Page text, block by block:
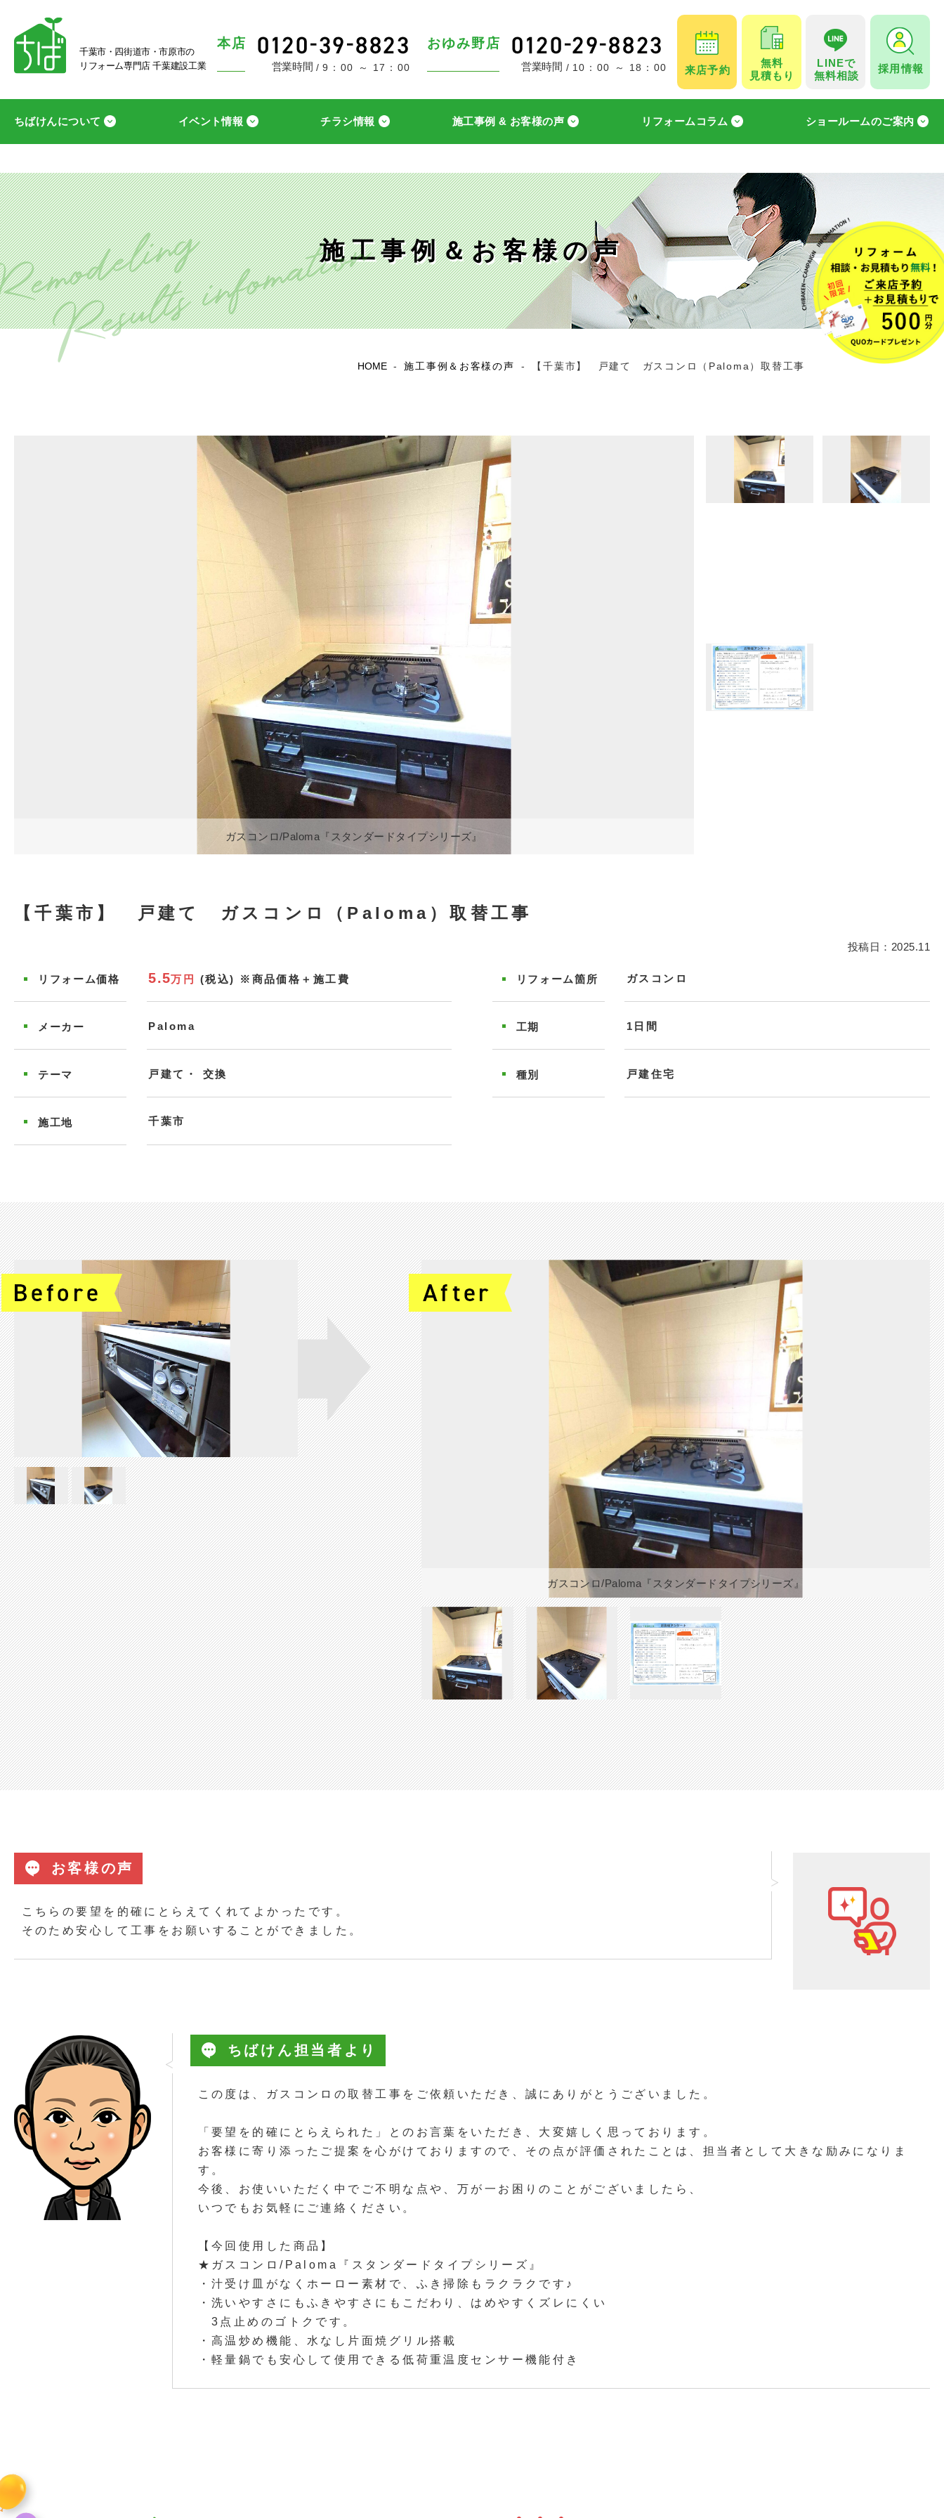
千葉市・四街道市・市原市の
リフォーム専門店 千葉建設工業
本店
営業時間 9：00 ～ 17：00
おゆみ野店
営業時間 10：00 ～ 18：00 来店予約
無料
見積もり
LINEで
無料相談
採用情報
ちばけんについて イベント情報 チラシ情報 施工事例 & お客様の声 リフォームコラム ショールームのご案内
施工事例＆お客様の声
HOME - 施工事例＆お客様の声 - 【千葉市】 戸建て ガスコンロ（Paloma）取替工事
ガスコンロ/Paloma『スタンダードタイプシリーズ』
【千葉市】 戸建て ガスコンロ（Paloma）取替工事
投稿日：2025.11
リフォーム価格 5.5万円 (税込) ※商品価格＋施工費 リフォーム箇所 ガスコンロ
メーカー Paloma 工期 1日間
テーマ 戸建て 交換 種別 戸建住宅
施工地 千葉市
ガスコンロ/Paloma『スタンダードタイプシリーズ』
お客様の声
こちらの要望を的確にとらえてくれてよかったです。
そのため安心して工事をお願いすることができました。
ちばけん担当者より
この度は、ガスコンロの取替工事をご依頼いただき、誠にありがとうございました。
「要望を的確にとらえられた」とのお言葉をいただき、大変嬉しく思っております。
お客様に寄り添ったご提案を心がけておりますので、その点が評価されたことは、担当者として大きな励みになりま
す。
今後、お使いいただく中でご不明な点や、万が一お困りのことがございましたら、
いつでもお気軽にご連絡ください。
【今回使用した商品】
★ガスコンロ/Paloma『スタンダードタイプシリーズ』
・汁受け皿がなくホーロー素材で、ふき掃除もラクラクです♪
・洗いやすさにもふきやすさにもこだわり、はめやすくズレにくい
3点止めのゴトクです。
・高温炒め機能、水なし片面焼グリル搭載
・軽量鍋でも安心して使用できる低荷重温度センサー機能付き